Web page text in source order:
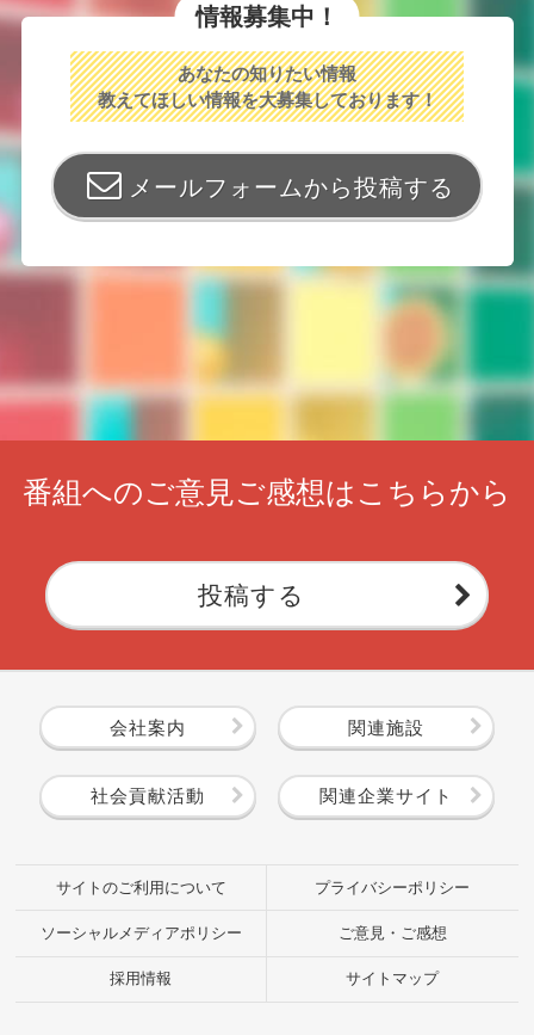
情報募集中！
あなたの知りたい情報
教えてほしい情報を大募集しております！
メールフォームから投稿する
番組へのご意見ご感想はこちらから
投稿する
会社案内 関連施設
社会貢献活動 関連企業サイト
サイトのご利用について プライバシーポリシー
ソーシャルメディアポリシー ご意見・ご感想
採用情報 サイトマップ